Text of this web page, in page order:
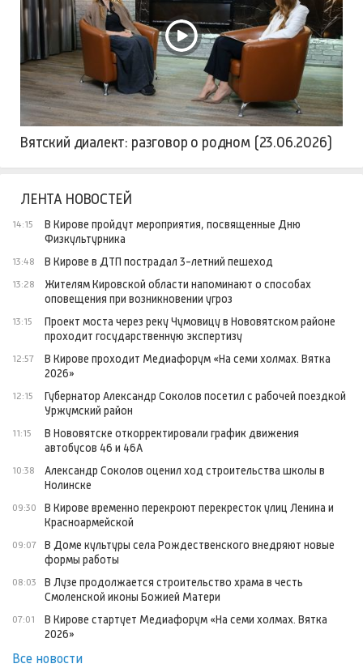
Вятский диалект: разговор о родном (23.06.2026)
ЛЕНТА НОВОСТЕЙ
14:15
В Кирове пройдут мероприятия, посвященные Дню
Физкультурника
13:48 В Кирове в ДТП пострадал 3-летний пешеход
13:28
Жителям Кировской области напоминают о способах
оповещения при возникновении угроз
13:15
Проект моста через реку Чумовицу в Нововятском районе
проходит государственную экспертизу
12:57
В Кирове проходит Медиафорум «На семи холмах. Вятка
2026»
12:15
Губернатор Александр Соколов посетил с рабочей поездкой
Уржумский район
11:15
В Нововятске откорректировали график движения
автобусов 46 и 46А
10:38
Александр Соколов оценил ход строительства школы в
Нолинске
09:30
В Кирове временно перекроют перекресток улиц Ленина и
Красноармейской
09:07
В Доме культуры села Рождественского внедряют новые
формы работы
08:03
В Лузе продолжается строительство храма в честь
Смоленской иконы Божией Матери
07:01
В Кирове стартует Медиафорум «На семи холмах. Вятка
2026»
Все новости